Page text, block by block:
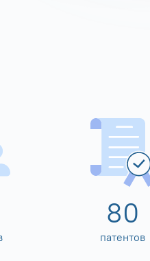
80
патентов